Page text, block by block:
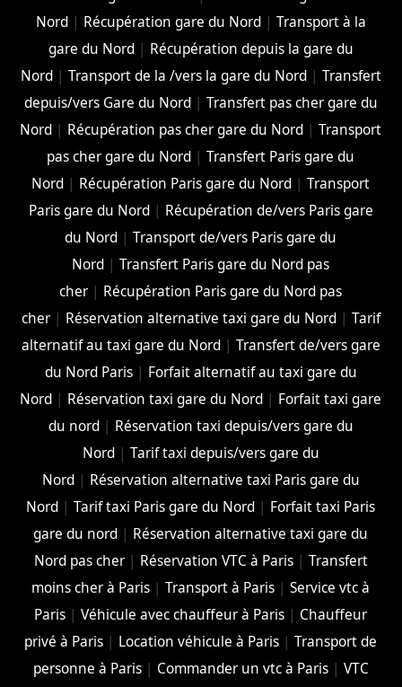
Nord| Récupération gare du Nord| Transport à la
gare du Nord| Récupération depuis la gare du
Nord| Transport de la /vers la gare du Nord| Transfert
depuis/vers Gare du Nord| Transfert pas cher gare du
Nord | Récupération pas cher gare du Nord |Transport
pas cher gare du Nord |Transfert Paris gare du
Nord | Récupération Paris gare du Nord |Transport
Paris gare du Nord| Récupération de/vers Paris gare
du Nord |Transport de/vers Paris gare du
Nord |Transfert Paris gare du Nord pas
cher | Récupération Paris gare du Nord pas
cher| Réservation alternative taxi gare du Nord| Tarif
alternatif au taxi gare du Nord| Transfert de/vers gare
du Nord Paris| Forfait alternatif au taxi gare du
Nord | Réservation taxi gare du Nord | Forfait taxi gare
du nord| Réservation taxi depuis/vers gare du
Nord| Tarif taxi depuis/vers gare du
Nord| Réservation alternative taxi Paris gare du
Nord |Tarif taxi Paris gare du Nord | Forfait taxi Paris
gare du nord | Réservation alternative taxi gare du
Nord pas cher| Réservation VTC à Paris| Transfert
moins cher à Paris |Transport à Paris |Service vtc à
Paris |Véhicule avec chauffeur à Paris | Chauffeur
privé à Paris | Location véhicule à Paris |Transport de
personne à Paris| Commander un vtc à Paris| VTC